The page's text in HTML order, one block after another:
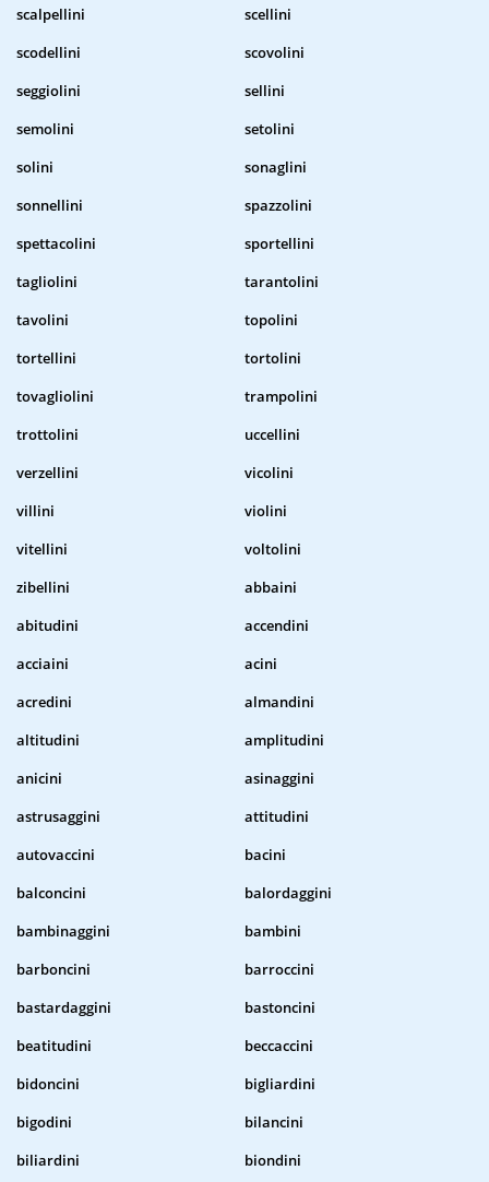
scalpellini
scellini
scodellini
scovolini
seggiolini
sellini
semolini
setolini
solini
sonaglini
sonnellini
spazzolini
spettacolini
sportellini
tagliolini
tarantolini
tavolini
topolini
tortellini
tortolini
tovagliolini
trampolini
trottolini
uccellini
verzellini
vicolini
villini
violini
vitellini
voltolini
zibellini
abbaini
abitudini
accendini
acciaini
acini
acredini
almandini
altitudini
amplitudini
anicini
asinaggini
astrusaggini
attitudini
autovaccini
bacini
balconcini
balordaggini
bambinaggini
bambini
barboncini
barroccini
bastardaggini
bastoncini
beatitudini
beccaccini
bidoncini
bigliardini
bigodini
bilancini
biliardini
biondini